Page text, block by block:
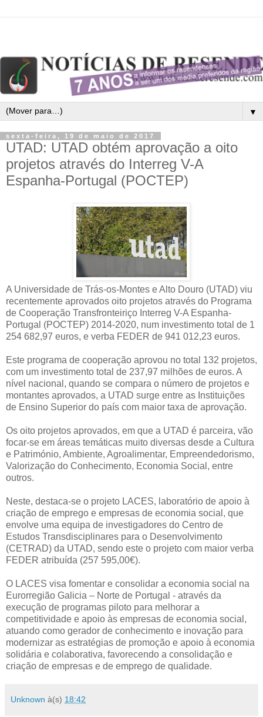
▼
sexta-feira, 19 de maio de 2017
UTAD: UTAD obtém aprovação a oito
projetos através do Interreg V-A
Espanha-Portugal (POCTEP)
A Universidade de Trás-os-Montes e Alto Douro (UTAD) viu
recentemente aprovados oito projetos através do Programa
de Cooperação Transfronteiriço Interreg V-A Espanha-
Portugal (POCTEP) 2014-2020, num investimento total de 1
254 682,97 euros, e verba FEDER de 941 012,23 euros.
Este programa de cooperação aprovou no total 132 projetos,
com um investimento total de 237,97 milhões de euros. A
nível nacional, quando se compara o número de projetos e
montantes aprovados, a UTAD surge entre as Instituições
de Ensino Superior do país com maior taxa de aprovação.
Os oito projetos aprovados, em que a UTAD é parceira, vão
focar-se em áreas temáticas muito diversas desde a Cultura
e Património, Ambiente, Agroalimentar, Empreendedorismo,
Valorização do Conhecimento, Economia Social, entre
outros.
Neste, destaca-se o projeto LACES, laboratório de apoio à
criação de emprego e empresas de economia social, que
envolve uma equipa de investigadores do Centro de
Estudos Transdisciplinares para o Desenvolvimento
(CETRAD) da UTAD, sendo este o projeto com maior verba
FEDER atribuída (257 595,00€).
O LACES visa fomentar e consolidar a economia social na
Eurorregião Galicia – Norte de Portugal - através da
execução de programas piloto para melhorar a
competitividade e apoio às empresas de economia social,
atuando como gerador de conhecimento e inovação para
modernizar as estratégias de promoção e apoio à economia
solidária e colaborativa, favorecendo a consolidação e
criação de empresas e de emprego de qualidade.
Unknown à(s) 18:42